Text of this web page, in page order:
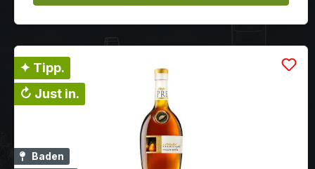
✦ Tipp.
↻ Just in.
Baden